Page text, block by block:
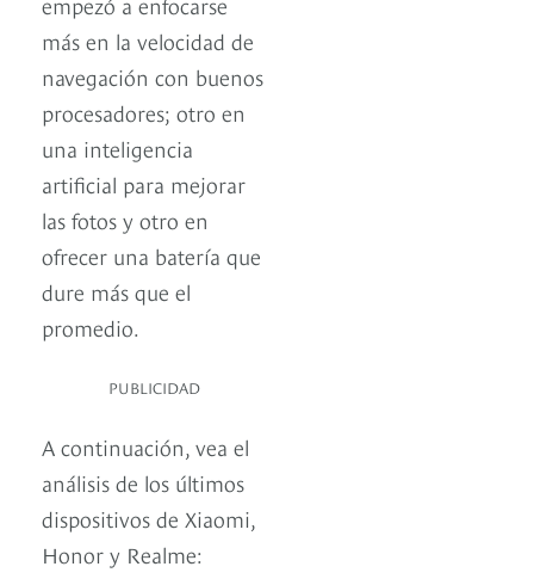
más en la velocidad de
navegación con buenos
procesadores; otro en
una inteligencia
artificial para mejorar
las fotos y otro en
ofrecer una batería que
dure más que el
promedio.
PUBLICIDAD
A continuación, vea el
análisis de los últimos
dispositivos de Xiaomi,
Honor y Realme: